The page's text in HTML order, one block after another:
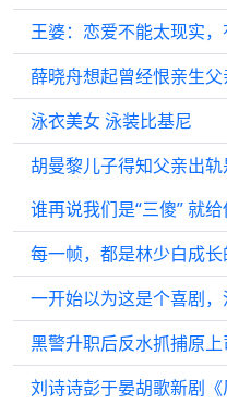
王婆：恋爱不能太现实
泳衣美女 泳装比基尼
谁再说我们是“三傻” 就给
每一帧，都是林少白成
一开始以为这是个喜剧
黑警升职后反水抓捕原上
刘诗诗彭于晏胡歌新剧